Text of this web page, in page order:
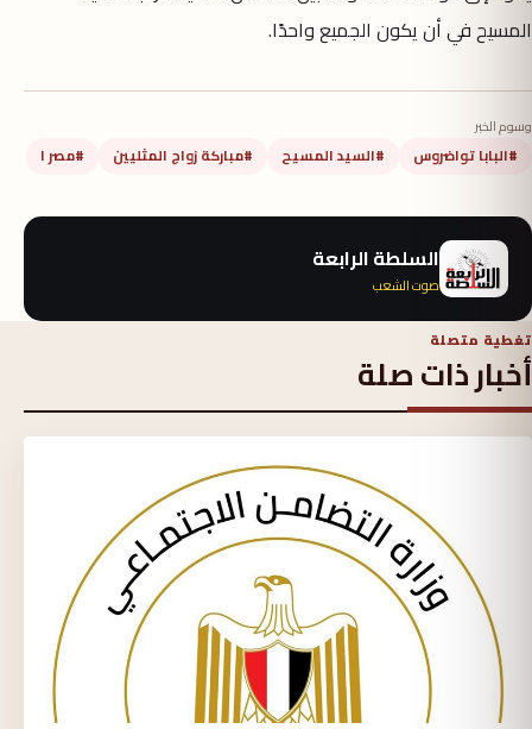
المسيح في أن يكون الجميع واحدًا.
وسوم الخبر
#البابا تواضروس #السيد المسيح #مباركة زواج المثليين #مصر ا
السلطة الرابعة
صوت الشعب
تغطية متصلة
أخبار ذات صلة